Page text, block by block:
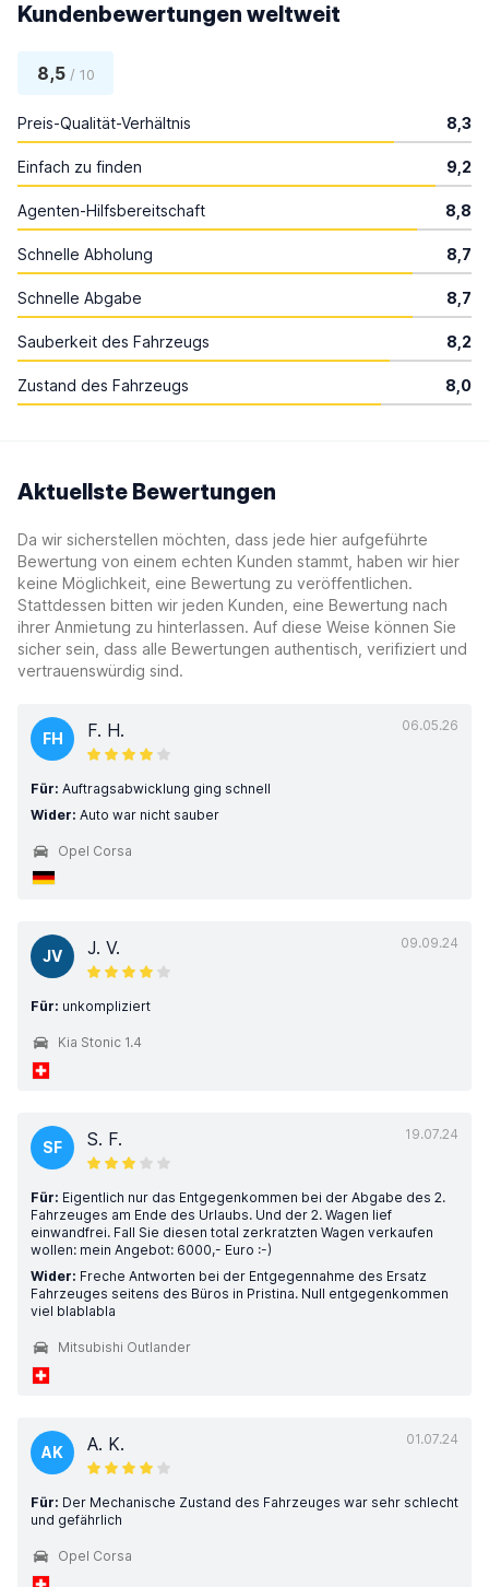
Kundenbewertungen weltweit
8,5/ 10
Preis-Qualität-Verhältnis 8,3
Einfach zu finden 9,2
Agenten-Hilfsbereitschaft 8,8
Schnelle Abholung 8,7
Schnelle Abgabe 8,7
Sauberkeit des Fahrzeugs 8,2
Zustand des Fahrzeugs 8,0
Aktuellste Bewertungen
Da wir sicherstellen möchten, dass jede hier aufgeführte
Bewertung von einem echten Kunden stammt, haben wir hier
keine Möglichkeit, eine Bewertung zu veröffentlichen.
Stattdessen bitten wir jeden Kunden, eine Bewertung nach
ihrer Anmietung zu hinterlassen. Auf diese Weise können Sie
sicher sein, dass alle Bewertungen authentisch, verifiziert und
vertrauenswürdig sind.
06.05.26
FH F. H.
Für: Auftragsabwicklung ging schnell
Wider: Auto war nicht sauber
Opel Corsa
09.09.24
JV J. V.
Für: unkompliziert
Kia Stonic 1.4
19.07.24
SF S. F.
Für: Eigentlich nur das Entgegenkommen bei der Abgabe des 2.
Fahrzeuges am Ende des Urlaubs. Und der 2. Wagen lief
einwandfrei. Fall Sie diesen total zerkratzten Wagen verkaufen
wollen: mein Angebot: 6000,- Euro :-)
Wider: Freche Antworten bei der Entgegennahme des Ersatz
Fahrzeuges seitens des Büros in Pristina. Null entgegenkommen
viel blablabla
Mitsubishi Outlander
01.07.24
AK A. K.
Für: Der Mechanische Zustand des Fahrzeuges war sehr schlecht
und gefährlich
Opel Corsa